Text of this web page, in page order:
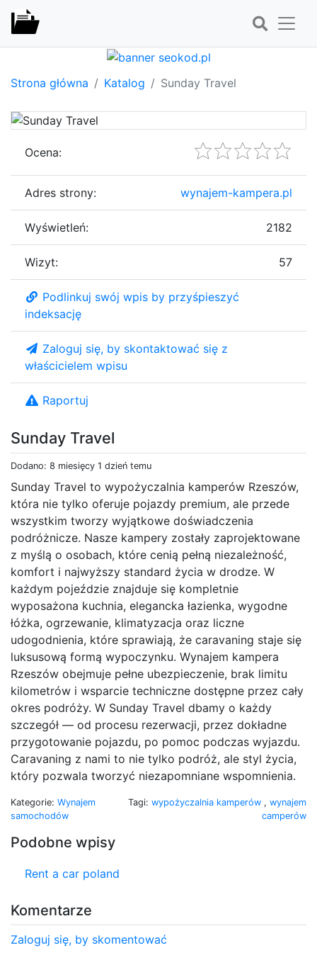
Strona główna Katalog Sunday Travel
Sunday Travel
Dodano: 8 miesięcy 1 dzień temu
Sunday Travel to wypożyczalnia kamperów Rzeszów,
która nie tylko oferuje pojazdy premium, ale przede
wszystkim tworzy wyjątkowe doświadczenia
podróżnicze. Nasze kampery zostały zaprojektowane
z myślą o osobach, które cenią pełną niezależność,
komfort i najwyższy standard życia w drodze. W
każdym pojeździe znajduje się kompletnie
wyposażona kuchnia, elegancka łazienka, wygodne
łóżka, ogrzewanie, klimatyzacja oraz liczne
udogodnienia, które sprawiają, że caravaning staje się
luksusową formą wypoczynku. Wynajem kampera
Rzeszów obejmuje pełne ubezpieczenie, brak limitu
kilometrów i wsparcie techniczne dostępne przez cały
okres podróży. W Sunday Travel dbamy o każdy
szczegół — od procesu rezerwacji, przez dokładne
przygotowanie pojazdu, po pomoc podczas wyjazdu.
Caravaning z nami to nie tylko podróż, ale styl życia,
który pozwala tworzyć niezapomniane wspomnienia.
Kategorie: Wynajem
samochodów
Tagi: wypożyczalnia kamperów , wynajem
camperów
Podobne wpisy
Rent a car poland
Komentarze
Zaloguj się, by skomentować
Ocena:
Adres strony: wynajem-kampera.pl
Wyświetleń: 2182
Wizyt: 57
Podlinkuj swój wpis by przyśpieszyć
indeksację
Zaloguj się, by skontaktować się z
właścicielem wpisu
Raportuj